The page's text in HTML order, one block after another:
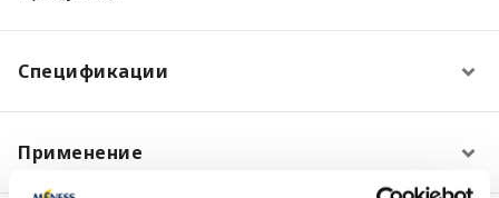
Спецификации
Применение